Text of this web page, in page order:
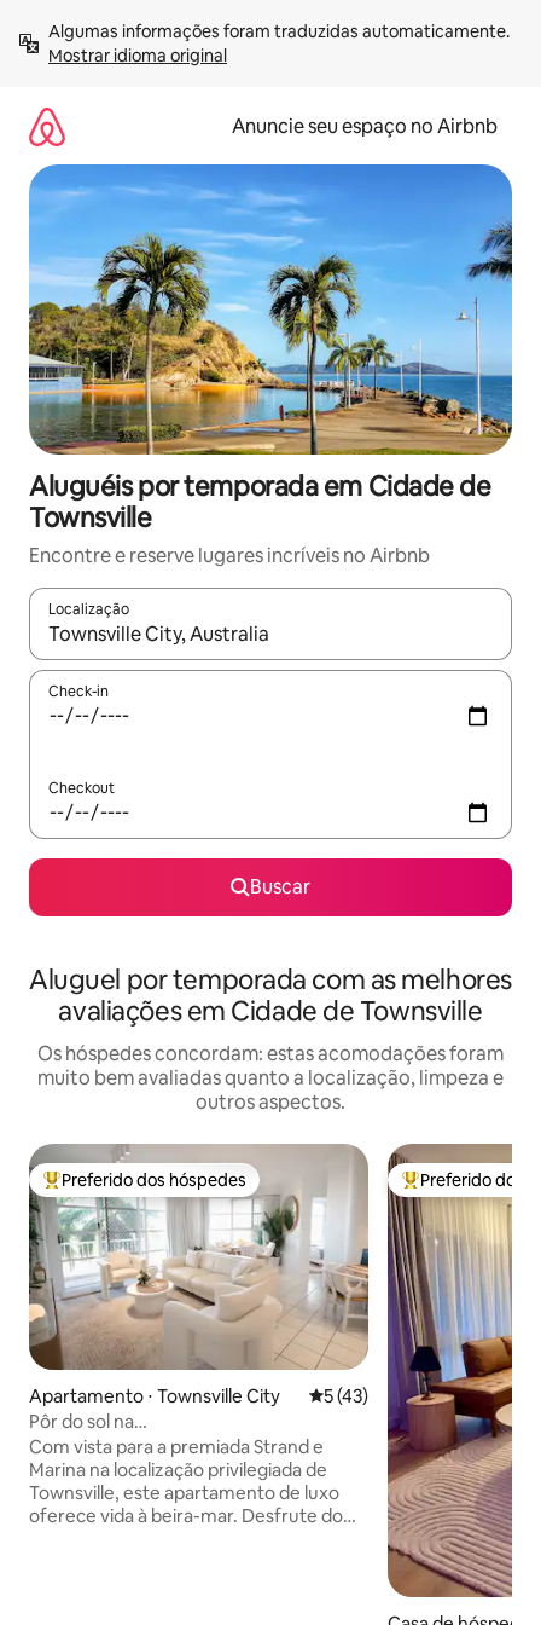
para
Mostrar idioma original
Anuncie seu espaço no Airbnb
Aluguéis por temporada em Cidade de
Townsville
Encontre e reserve lugares incríveis no Airbnb
Localização
Quando os resultados estiverem disponíveis, explore-os
Check-in
Checkout
Buscar
Aluguel por temporada com as melhores
avaliações em Cidade de Townsville
Os hóspedes concordam: estas acomodações foram
muito bem avaliadas quanto a localização, limpeza e
outros aspectos.
Entre os melhores preferidos dos hóspedes
Preferido dos hóspedes
Apartamento ⋅ Townsville City 5 de uma avaliação média
5 (43)
Pôr do sol na
praia/piscina/tênis/FlindersStWharTSV
Com vista para a premiada Strand e
Marina na localização privilegiada de
Townsville, este apartamento de luxo
oferece vida à beira-mar. Desfrute do
Entre os
Preferido dos